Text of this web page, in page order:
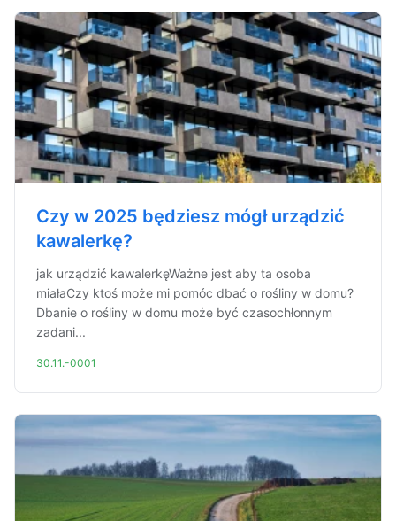
Czy w 2025 będziesz mógł urządzić
kawalerkę?
jak urządzić kawalerkęWażne jest aby ta osoba
miałaCzy ktoś może mi pomóc dbać o rośliny w domu?
Dbanie o rośliny w domu może być czasochłonnym
zadani...
30.11.-0001